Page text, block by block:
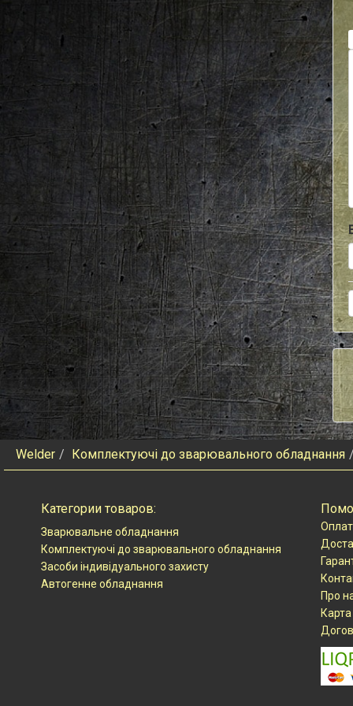
Welder Комплектуючі до зварювального обладнання
Категории товаров:
Зварювальне обладнання
Комплектуючі до зварювального обладнання
Засоби індивідуального захисту
Автогенне обладнання
Про